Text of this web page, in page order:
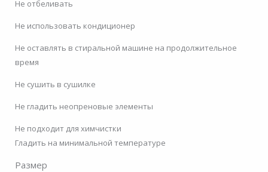
Не отбеливать
Не использовать кондиционер
Не оставлять в стиральной машине на продолжительное
время
Не сушить в сушилке
Не гладить неопреновые элементы
Не подходит для химчистки
Гладить на минимальной температуре
Размер